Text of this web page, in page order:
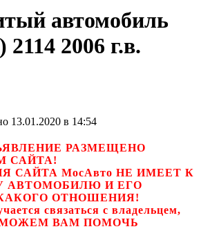
автомобиль
2006 г.в.
13.01.2020 в 14:54
РАЗМЕЩЕНО
САЙТА!
САЙТА МосАвто НЕ ИМЕЕТ К
АВТОМОБИЛЮ И ЕГО
ОТНОШЕНИЯ!
связаться с владельцем,
ВАМ ПОМОЧЬ